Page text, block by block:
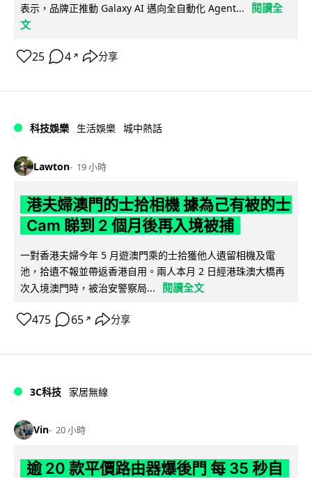
表示，品牌正推動 Galaxy AI 邁向全自動化 Agent...
閱讀全
文
25 4 ↗ 分享
科技娛樂 生活娛樂 城中熱話
Lawton 19 小時
港夫婦澳門的士拾相機 據為己有被的士
Cam 睇到 2 個月後再入境被捕
一對香港夫婦今年 5 月遊澳門乘的士拾獲他人遺留相機及電
池，拾遺不報並帶返香港自用。兩人本月 2 日經港珠澳大橋再
次入境澳門時，被治安警察局...
閱讀全文
475 65 ↗ 分享
3C科技 家居無線
Vin 20 小時
逾 20 款平價路由器爆後門 每 35 秒自